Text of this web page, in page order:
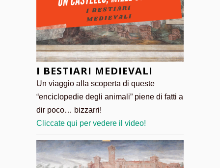
I BESTIARI MEDIEVALI
Un viaggio alla scoperta di queste
“enciclopedie degli animali” piene di fatti a
dir poco… bizzarri!
Cliccate qui per vedere il video!